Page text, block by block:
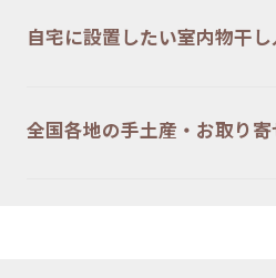
自宅に設置したい室内物干
全国各地の手土産・お取り